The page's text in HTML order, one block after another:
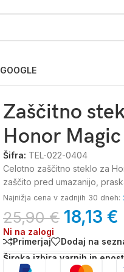
GOOGLE
Zaščitno
Honor
Šifra: TEL-022-0404
Celotno zaščitno steklo za
zaščito pred umazanijo,
Najnižja cena v zadnjih 30 dneh:
25,90€ 18,13€
Ni na zalogi
Primerjaj
Dodaj na
Široka izbira varnih in